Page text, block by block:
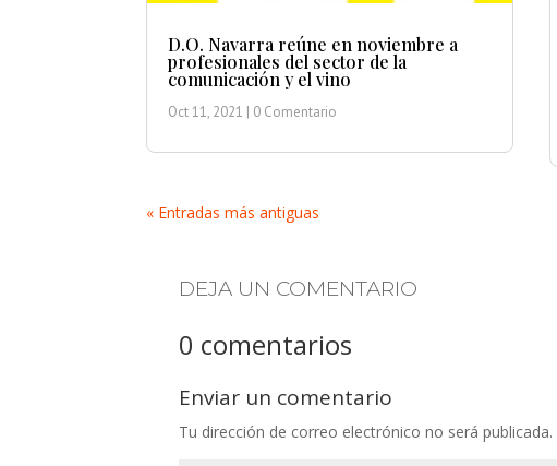
D.O. Navarra reúne en noviembre a
profesionales del sector de la
comunicación y el vino
Oct 11, 2021 | 0 Comentario
« Entradas más antiguas
DEJA UN COMENTARIO
0 comentarios
Enviar un comentario
Tu dirección de correo electrónico no será publicada.